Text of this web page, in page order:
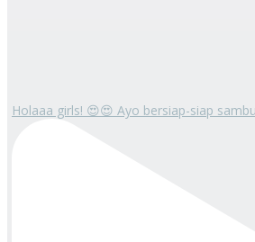
Holaaa girls! 😍😍 Ayo bersiap-siap